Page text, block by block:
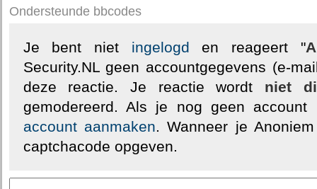
Ondersteunde bbcodes
Je bent niet ingelogd en reageert "
Security.NL geen accountgegevens (e-
deze reactie. Je reactie wordt niet
gemodereerd. Als je nog geen
account aanmaken. Wanneer je
captchacode opgeven.